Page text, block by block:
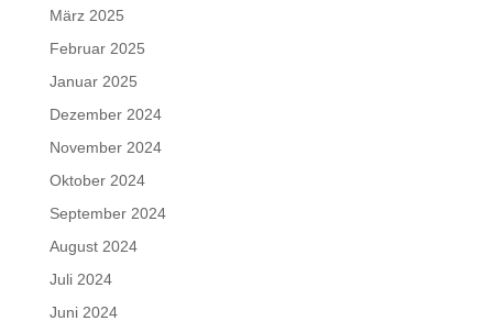
März 2025
Februar 2025
Januar 2025
Dezember 2024
November 2024
Oktober 2024
September 2024
August 2024
Juli 2024
Juni 2024